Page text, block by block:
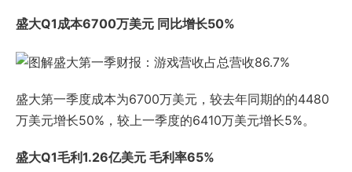
盛大Q1成本6700万美元 同比增长50%
盛大第一季度成本为6700万美元，较去年同期的的4480
万美元增长50%，较上一季度的6410万美元增长5%。
盛大Q1毛利1.26亿美元 毛利率65%